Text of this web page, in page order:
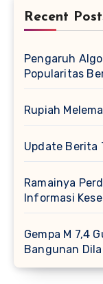
Recent
Pengaruh
Popularitas
Rupiah
Update Berita
Ramainya
Informasi
Gempa M 7,4
Bangunan